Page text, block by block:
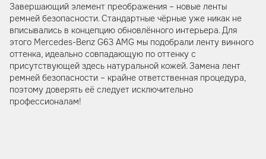
Завершающий элемент преображения – новые ленты
ремней безопасности. Стандартные чёрные уже никак не
вписывались в концепцию обновлённого интерьера. Для
этого Mercedes-Benz G63 AMG мы подобрали ленту винного
оттенка, идеально совпадающую по оттенку с
присутствующей здесь натуральной кожей. Замена лент
ремней безопасности – крайне ответственная процедура,
поэтому доверять её следует исключительно
профессионалам!